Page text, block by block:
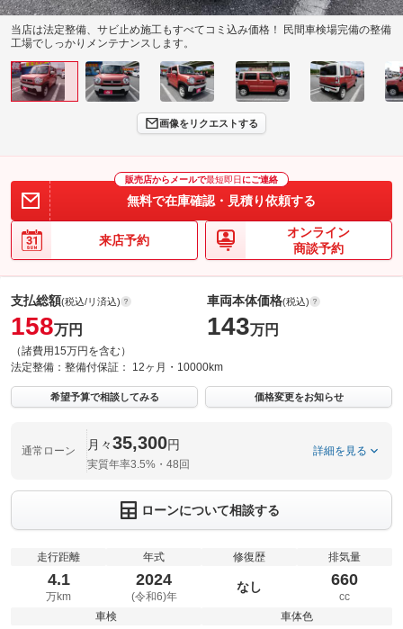
当店は法定整備、サビ止め施工もすべてコミ込み価格！ 民間車検場完備の整備
工場でしっかりメンテナンスします。
画像をリクエストする
販売店からメールで最短即日 にご連絡
無料で在庫確認・見積り依頼する
来店予約
オンライン
商談予約
支払総額(税込/リ済込)
158万円
（諸費用15万円を含む）
車両本体価格(税込)
143万円
法定整備： 整備付保証： 12ヶ月・10000km
希望予算で相談してみる 価格変更をお知らせ
通常ローン 月々35,300円
実質年率3.5%・48回
詳細を見る
ローンについて相談する
走行距離
4.1
万km
年式
2024
(令和6)年
修復歴
なし
排気量
660
cc
車検
車体色